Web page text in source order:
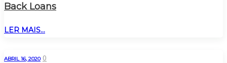
Back Loans
LER MAIS...
ABRIL 16, 2020 0